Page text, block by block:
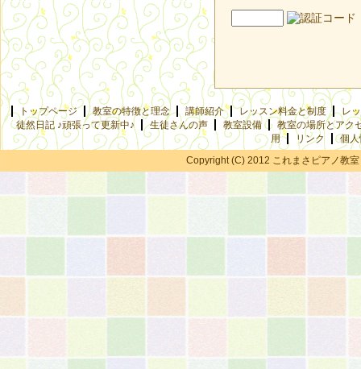
トップページ 教室の特徴と理念 講師紹介 レッスン料金と制度
レ
徒然日記 ♪頑張って更新中♪
生徒さんの声 教室設備
教室の場所とアク
用
リンク
個
Copyright (C) 2012 これまさピアノ教